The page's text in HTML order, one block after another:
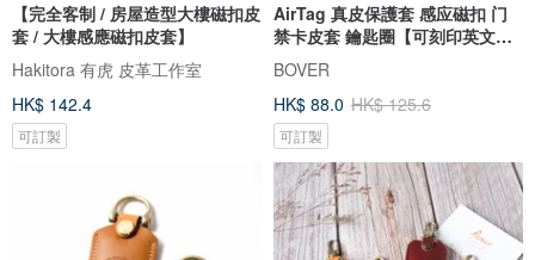
【完全客制 / 房屋造型大樓磁扣皮
套 / 大樓感應磁扣皮套】
Hakitora 有虎 皮革工作室
HK$ 142.4
可訂製
AirTag 真皮保護套 感应磁扣 门
禁卡皮套 鑰匙圈【可刻印英文
名】
BOVER
HK$ 88.0 HK$ 125.6
可訂製